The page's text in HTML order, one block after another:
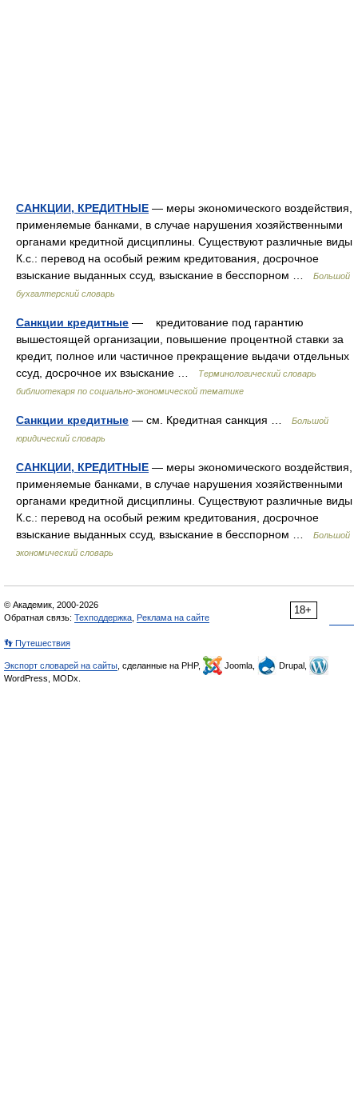
САНКЦИИ, КРЕДИТНЫЕ — меры экономического воздействия,
применяемые банками, в случае нарушения хозяйственными
органами кредитной дисциплины. Существуют различные виды
К.с.: перевод на особый режим кредитования, досрочное
взыскание выданных ссуд, взыскание в бесспорном …
Большой
бухгалтерский словарь
Санкции кредитные — кредитование под гарантию
вышестоящей организации, повышение процентной ставки за
кредит, полное или частичное прекращение выдачи отдельных
ссуд, досрочное их взыскание …
Терминологический словарь
библиотекаря по социально-экономической тематике
Санкции кредитные — см. Кредитная санкция …
Большой
юридический словарь
САНКЦИИ, КРЕДИТНЫЕ — меры экономического воздействия,
применяемые банками, в случае нарушения хозяйственными
органами кредитной дисциплины. Существуют различные виды
К.с.: перевод на особый режим кредитования, досрочное
взыскание выданных ссуд, взыскание в бесспорном …
Большой
экономический словарь
18+
© Академик, 2000-2026
Обратная связь: Техподдержка Реклама на сайте
👣 Путешествия
Экспорт словарей на сайты , сделанные на PHP, Joomla,
Drupal,
WordPress, MODx.